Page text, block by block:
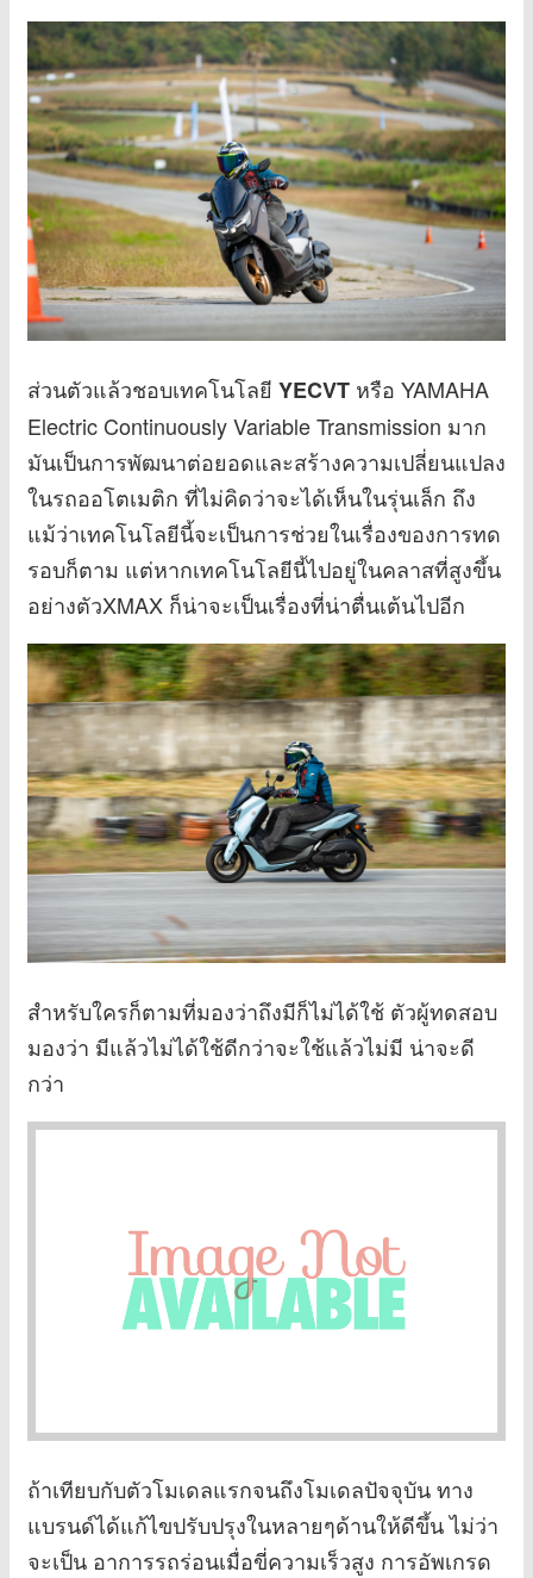
ส่วนตัวแล้วชอบเทคโนโลยี YECVT หรือ YAMAHA
Electric Continuously Variable Transmission มาก
มันเป็นการพัฒนาต่อยอดและสร้างความเปลี่ยนแปลง
ในรถออโตเมติก ที่ไม่คิดว่าจะได้เห็นในรุ่นเล็ก ถึง
แม้ว่าเทคโนโลยีนี้จะเป็นการช่วยในเรื่องของการทด
รอบก็ตาม แต่หากเทคโนโลยีนี้ไปอยู่ในคลาสที่สูงขึ้น
อย่างตัวXMAX ก็น่าจะเป็นเรื่องที่น่าตื่นเต้นไปอีก
สำหรับใครก็ตามที่มองว่าถึงมีก็ไม่ได้ใช้ ตัวผู้ทดสอบ
มองว่า มีแล้วไม่ได้ใช้ดีกว่าจะใช้แล้วไม่มี น่าจะดี
กว่า
ถ้าเทียบกับตัวโมเดลแรกจนถึงโมเดลปัจจุบัน ทาง
แบรนด์ได้แก้ไขปรับปรุงในหลายๆด้านให้ดีขึ้น ไม่ว่า
จะเป็น อาการรถร่อนเมื่อขี่ความเร็วสูง การอัพเกรด